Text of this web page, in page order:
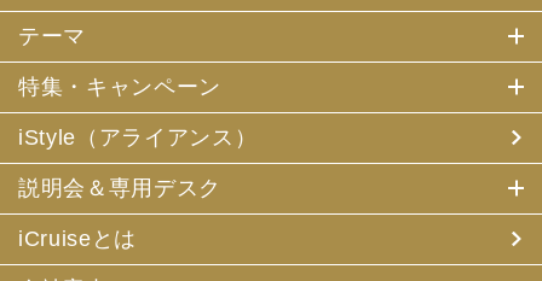
テーマ
特集・キャンペーン
iStyle（アライアンス）
説明会＆専用デスク
iCruiseとは